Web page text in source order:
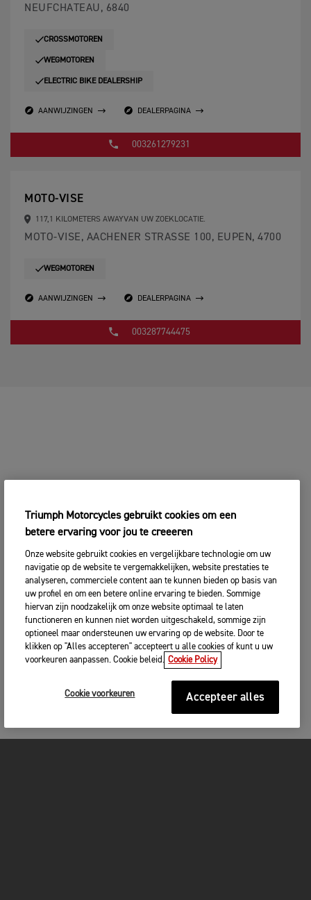
NEUFCHATEAU, 6840
CROSSMOTOREN
WEGMOTOREN
ELECTRIC BIKE DEALERSHIP
AANWIJZINGEN DEALERPAGINA
003261279231
MOTO-VISE
117,1 KILOMETERS AWAYVAN UW ZOEKLOCATIE.
MOTO-VISE, AACHENER STRASSE 100, EUPEN, 4700
WEGMOTOREN
AANWIJZINGEN DEALERPAGINA
003287744475
Triumph Motorcycles gebruikt cookies om een
betere ervaring voor jou te creeeren
Onze website gebruikt cookies en vergelijkbare technologie om uw
navigatie op de website te vergemakkelijken, website prestaties te
analyseren, commerciele content aan te kunnen bieden op basis van
uw profiel en om een betere online ervaring te bieden. Sommige
hiervan zijn noodzakelijk om onze website optimaal te laten
functioneren en kunnen niet worden uitgeschakeld, sommige zijn
optioneel maar ondersteunen uw ervaring op de website. Door te
klikken op "Alles accepteren" accepteert u alle cookies of kunt u uw
voorkeuren aanpassen. Cookie beleid. Cookie Policy
Cookie voorkeuren Accepteer alles